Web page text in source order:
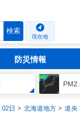
検索
現在地
防災情報
02日 北海道地方 道央